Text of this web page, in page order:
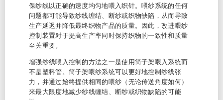
保纱线以正确的速度均匀地喂入织针。喂纱系统的任何
问题都可能导致纱线缠结、断纱或织物缺陷，从而导致
生产延迟并降低最终织物产品的质量。因此，改进喂纱
控制装置对于提高生产率同时保持织物的一致性和质量
至关重要。
增强纱线喂入控制的方法之一是使用筒子架喂入系统而
不是塑料管。筒子架喂纱系统可以更好地控制纱线张
力，并通过始终提供相同的喂纱（无论传送角度如何）
来最大限度地减少纱线缠结、断纱或织物缺陷的可能